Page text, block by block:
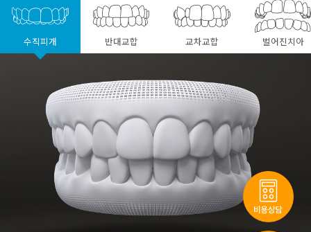
수직피개 반대교합 교차교합 벌어진치아